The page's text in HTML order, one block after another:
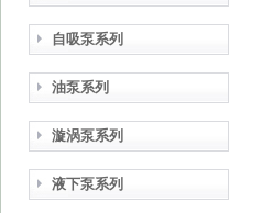
自吸泵系列
油泵系列
漩涡泵系列
液下泵系列